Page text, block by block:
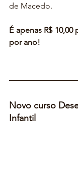
de Macedo.
É apenas R$ 10,00
por ano!
Novo curso
Infantil